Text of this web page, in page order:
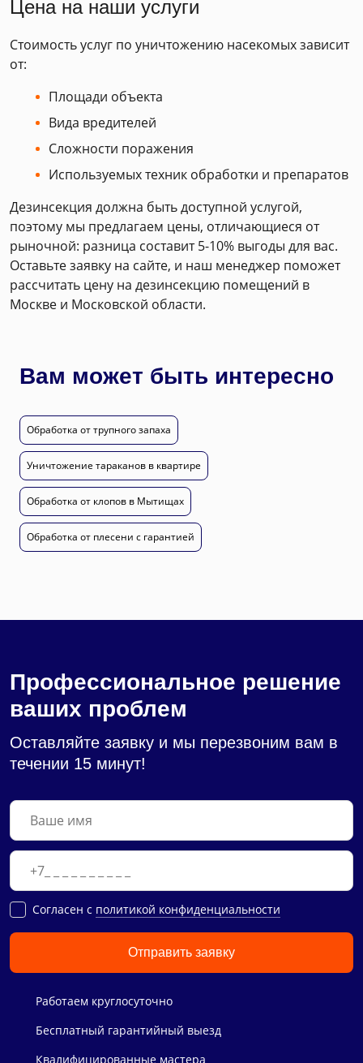
Цена на наши услуги
Стоимость услуг по уничтожению насекомых зависит
от:
Площади объекта
Вида вредителей
Сложности поражения
Используемых техник обработки и препаратов
Дезинсекция должна быть доступной услугой,
поэтому мы предлагаем цены, отличающиеся от
рыночной: разница составит 5-10% выгоды для вас.
Оставьте заявку на сайте, и наш менеджер поможет
рассчитать цену на дезинсекцию помещений в
Москве и Московской области.
Вам может быть интересно
Обработка от трупного запаха
Уничтожение тараканов в квартире
Обработка от клопов в Мытищах
Обработка от плесени с гарантией
Профессиональное решение
ваших проблем
Оставляйте заявку и мы перезвоним вам в
течении 15 минут!
Cогласен с политикой конфиденциальности
Отправить заявку
Работаем круглосуточно
Бесплатный гарантийный выезд
Квалифицированные мастера